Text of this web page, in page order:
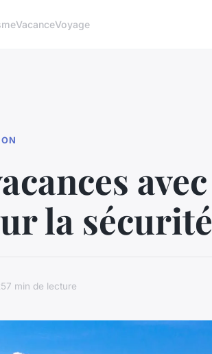
VacanceVoyage
avec
la sécurité
7 min de lecture